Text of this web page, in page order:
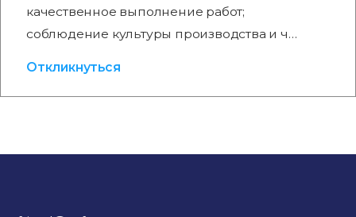
качественное выполнение работ;
соблюдение культуры производства и ч…
Откликнуться